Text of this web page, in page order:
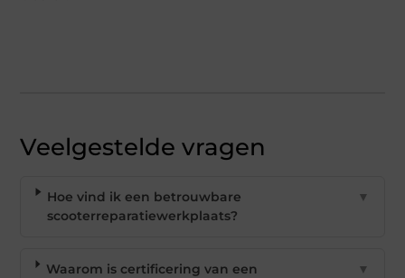
Veelgestelde vragen
Hoe vind ik een betrouwbare
scooterreparatiewerkplaats?
▼
Waarom is certificering van een
▼